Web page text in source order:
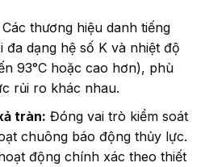
Các thương hiệu danh tiếng
đa dạng hệ số K và nhiệt độ
93°C hoặc cao hơn), phù
rủi ro khác nhau.
tràn: Đóng vai trò kiểm soát
chuông báo động thủy lực.
động chính xác theo thiết